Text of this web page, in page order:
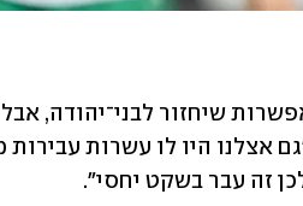
זה עבר בשקט יחסי".